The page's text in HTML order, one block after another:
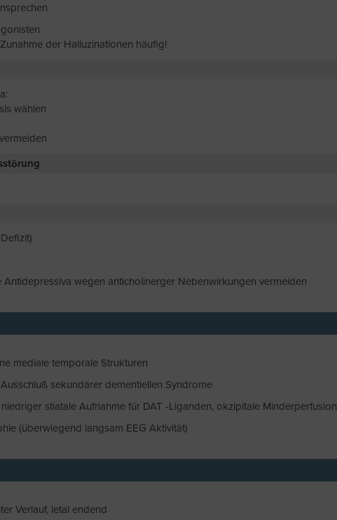
der Halluzinationen häufig!
wählen
Antidepressiva wegen anticholinerger Nebenwirkungen vermeiden
mediale temporale Strukturen
sekundärer dementiellen Syndrome
niedriger stiatale Aufnahme für DAT -Liganden, okzipitale Minderperfusion
(überwiegend langsam EEG Aktivität)
Verlauf, letal endend